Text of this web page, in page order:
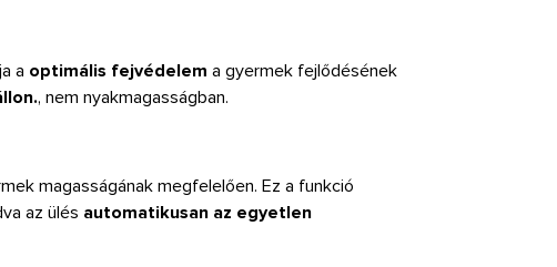
a optimális fejvédelem a gyermek fejlődésének
, nem nyakmagasságban.
magasságának megfelelően. Ez a funkció
az ülés automatikusan az egyetlen